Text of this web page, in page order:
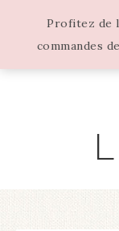
Profitez de
commandes